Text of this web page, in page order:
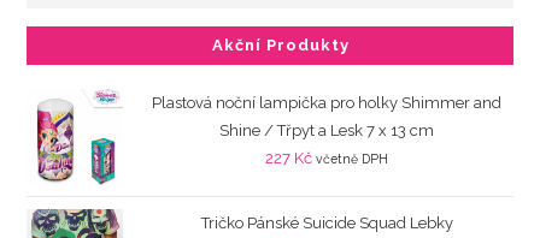
Akční Produkty
Plastová noční lampička pro holky Shimmer and
Shine / Třpyt a Lesk 7 x 13 cm
227 Kč včetně DPH
Tričko Pánské Suicide Squad Lebky